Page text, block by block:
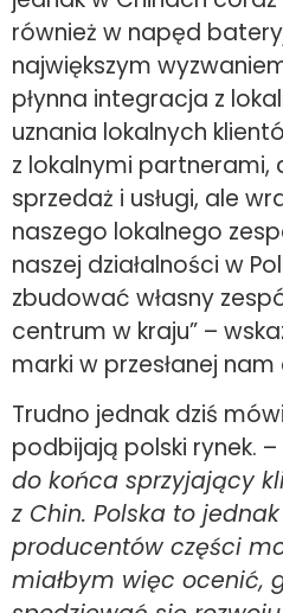
również w napęd
największym
płynna integracja z
uznania lokalnych
z lokalnymi
sprzedaż i usługi, ale
naszego lokalnego
naszej działalności w
zbudować własny
centrum w kraju” –
marki w przesłanej
Trudno jednak dziś
podbijają polski rynek. –
do końca sprzyjający
z Chin. Polska to
producentów części
miałbym więc ocenić,